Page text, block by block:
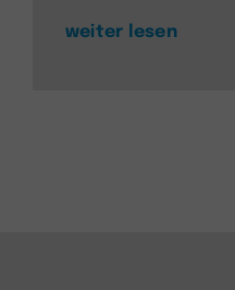
weiter lesen